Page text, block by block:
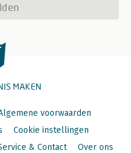
MAKEN
voorwaarden
Cookie instellingen
& Contact Over ons